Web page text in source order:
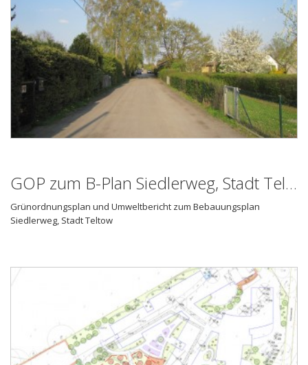
GOP zum B-Plan Siedlerweg, Stadt Teltow
Grünordnungsplan und Umweltbericht zum Bebauungsplan
Siedlerweg, Stadt Teltow